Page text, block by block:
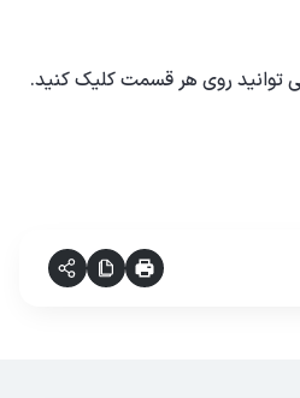
توانید روی هر قسمت کلیک کنید.